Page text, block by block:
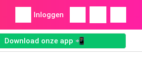
Inloggen
Download onze app 📲